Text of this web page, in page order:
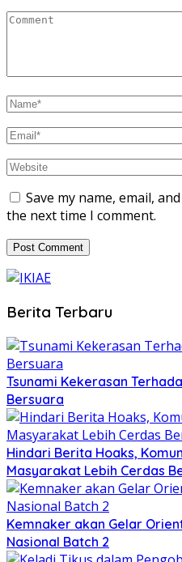
Save my name, email,
the next time I comment.
Berita Terbaru
Tsunami Kekerasan
Bersuara
Hindari Berita Hoaks,
Masyarakat Lebih Cerdas
Kemnaker akan Gelar
Nasional Batch 2